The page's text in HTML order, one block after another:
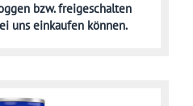
bzw. freigeschalten
uns einkaufen können.